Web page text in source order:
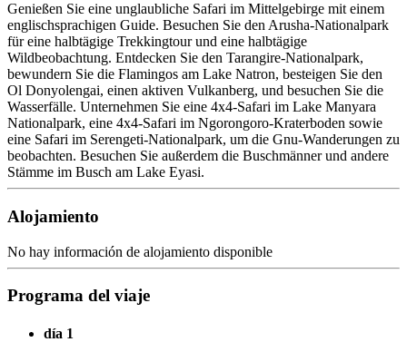
Genießen Sie eine unglaubliche Safari im Mittelgebirge mit einem
englischsprachigen Guide. Besuchen Sie den Arusha-Nationalpark
für eine halbtägige Trekkingtour und eine halbtägige
Wildbeobachtung. Entdecken Sie den Tarangire-Nationalpark,
bewundern Sie die Flamingos am Lake Natron, besteigen Sie den
Ol Donyolengai, einen aktiven Vulkanberg, und besuchen Sie die
Wasserfälle. Unternehmen Sie eine 4x4-Safari im Lake Manyara
Nationalpark, eine 4x4-Safari im Ngorongoro-Kraterboden sowie
eine Safari im Serengeti-Nationalpark, um die Gnu-Wanderungen zu
beobachten. Besuchen Sie außerdem die Buschmänner und andere
Stämme im Busch am Lake Eyasi.
Alojamiento
No hay información de alojamiento disponible
Programa del viaje
día 1